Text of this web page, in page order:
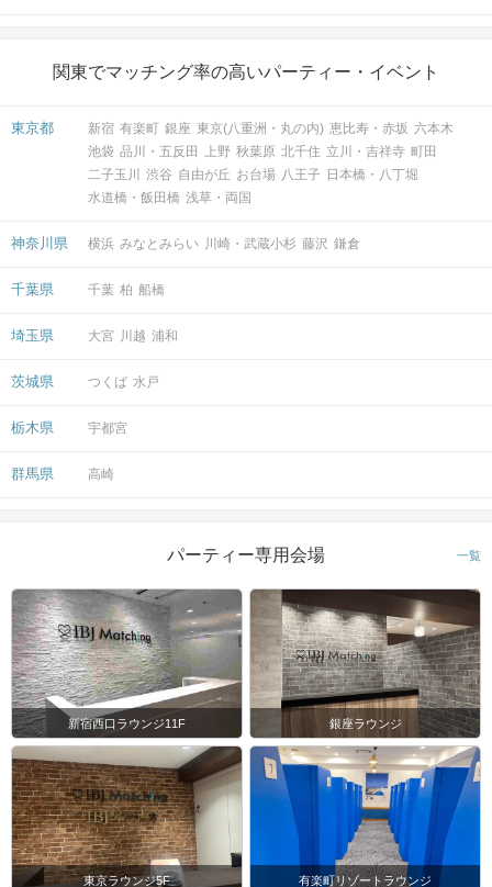
関東でマッチング率の高いパーティー・イベント
東京都 新宿 有楽町 銀座 東京(八重洲・丸の内) 恵比寿・赤坂 六本木
池袋 品川・五反田 上野 秋葉原 北千住 立川・吉祥寺 町田
二子玉川
渋谷 自由が丘 お台場 八王子 日本橋・八丁堀
水道橋・飯田橋 浅草・両国
神奈川県 横浜 みなとみらい 川崎・武蔵小杉 藤沢 鎌倉
千葉県 千葉 柏 船橋
埼玉県 大宮 川越 浦和
茨城県 つくば 水戸
栃木県 宇都宮
群馬県 高崎
パーティー専用会場 一覧
新宿西口ラウンジ11F 銀座ラウンジ
東京ラウンジ5F 有楽町リゾートラウンジ